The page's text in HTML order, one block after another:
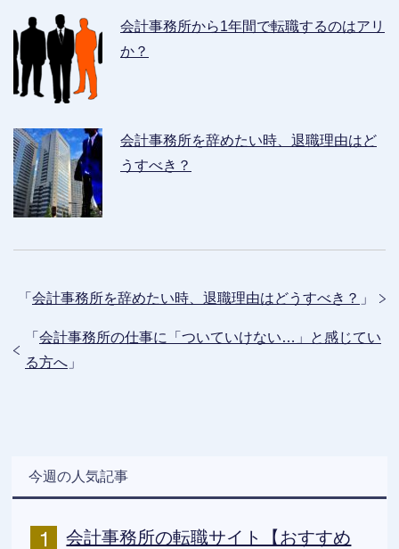
会計事務所から1年間で転職するのはアリ
か？
会計事務所を辞めたい時、退職理由はど
うすべき？
「 会計事務所を辞めたい時、退職理由はどうすべき？ 」
「 会計事務所の仕事に「ついていけない…」と感じてい
る方へ 」
今週の人気記事
会計事務所の転職サイト【おすすめ